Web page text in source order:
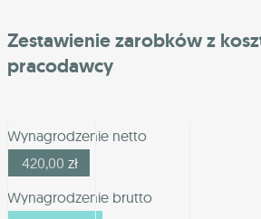
Zestawienie zarobków z
pracodawcy
Wynagrodzenie netto
420,00 zł
Wynagrodzenie brutto